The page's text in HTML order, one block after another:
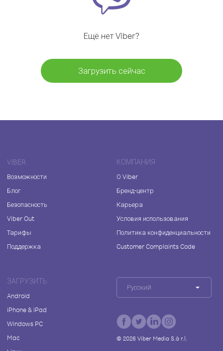
Ещё нет Viber?
Загрузить сейчас
VIBER
Возможности
Блог
Безопасность
Viber Out
Тарифы
Поддержка
КОМПАНИЯ
О Viber
Бренд-центр
Карьера
Условия использования
Политика конфиденциальности
Customer Complaints Code
ЗАГРУЗИТЬ
Android
iPhone & iPad
Windows PC
Mac
Русский
© 2026Viber Media S.à r.l.